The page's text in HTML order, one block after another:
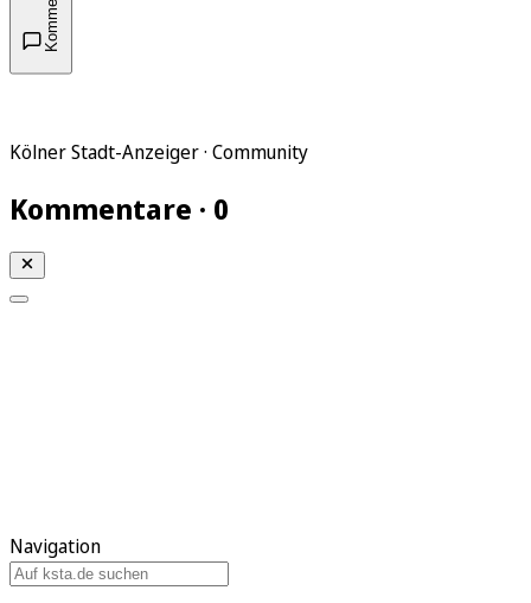
Kölner Stadt-Anzeiger · Community
Kommentare · 0
Navigation